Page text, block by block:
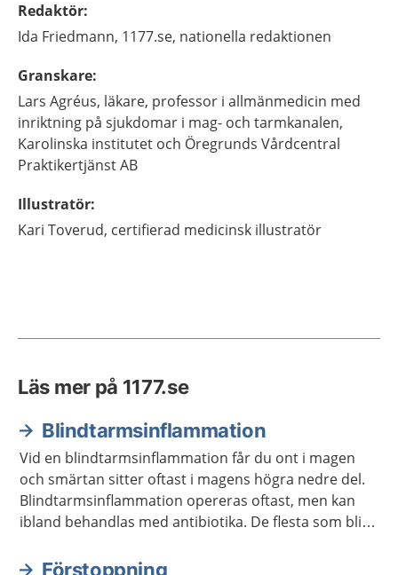
Redaktör:
Ida Friedmann, 1177.se, nationella redaktionen
Granskare:
Lars Agréus, läkare, professor i allmänmedicin med
inriktning på sjukdomar i mag- och tarmkanalen,
Karolinska institutet och Öregrunds Vårdcentral
Praktikertjänst AB
Illustratör:
Kari Toverud, certifierad medicinsk illustratör
Läs mer på 1177.se
Blindtarmsinflammation
Vid en blindtarmsinflammation får du ont i magen
och smärtan sitter oftast i magens högra nedre del.
Blindtarmsinflammation opereras oftast, men kan
ibland behandlas med antibiotika. De flesta som blir
kan bli sjuk oavsett ålder.
Förstoppning